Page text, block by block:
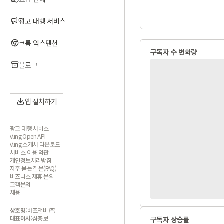
광고 대행 서비스
크롬 익스텐션
블로그
앱 설치하기
광고 대행 서비스
vling Open API
vling 소개서 다운로드
서비스 이용 약관
개인정보처리방침
자주 묻는 질문(FAQ)
비즈니스 제휴 문의
고객문의
채용
상호명:버즈앤비 ㈜
대표이사:심충보
구독자 수 변화량
구독자 상승률